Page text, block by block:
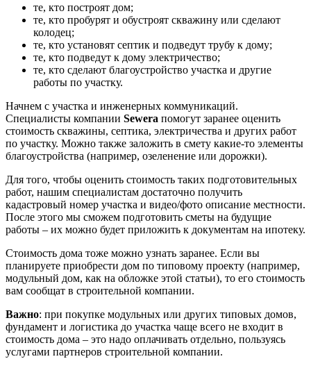
те, кто построят дом;
те, кто пробурят и обустроят скважину или сделают
колодец;
те, кто установят септик и подведут трубу к дому;
те, кто подведут к дому электричество;
те, кто сделают благоустройство участка и другие
работы по участку.
Начнем с участка и инженерных коммуникаций.
Специалисты компании Sewera помогут заранее оценить
стоимость скважины, септика, электричества и других работ
по участку. Можно также заложить в смету какие-то элементы
благоустройства (например, озеленение или дорожки).
Для того, чтобы оценить стоимость таких подготовительных
работ, нашим специалистам достаточно получить
кадастровый номер участка и видео/фото описание местности.
После этого мы сможем подготовить сметы на будущие
работы – их можно будет приложить к документам на ипотеку.
Стоимость дома тоже можно узнать заранее. Если вы
планируете приобрести дом по типовому проекту (например,
модульный дом, как на обложке этой статьи), то его стоимость
вам сообщат в строительной компании.
Важно: при покупке модульных или других типовых домов,
фундамент и логистика до участка чаще всего не входит в
стоимость дома – это надо оплачивать отдельно, пользуясь
услугами партнеров строительной компании.